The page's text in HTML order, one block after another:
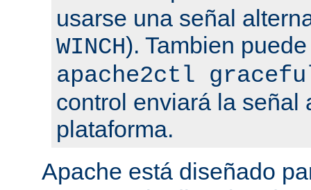
usarse una señal
WINCH). Tambien
apache2ctl
control enviará la señal
plataforma.
Apache está diseñado